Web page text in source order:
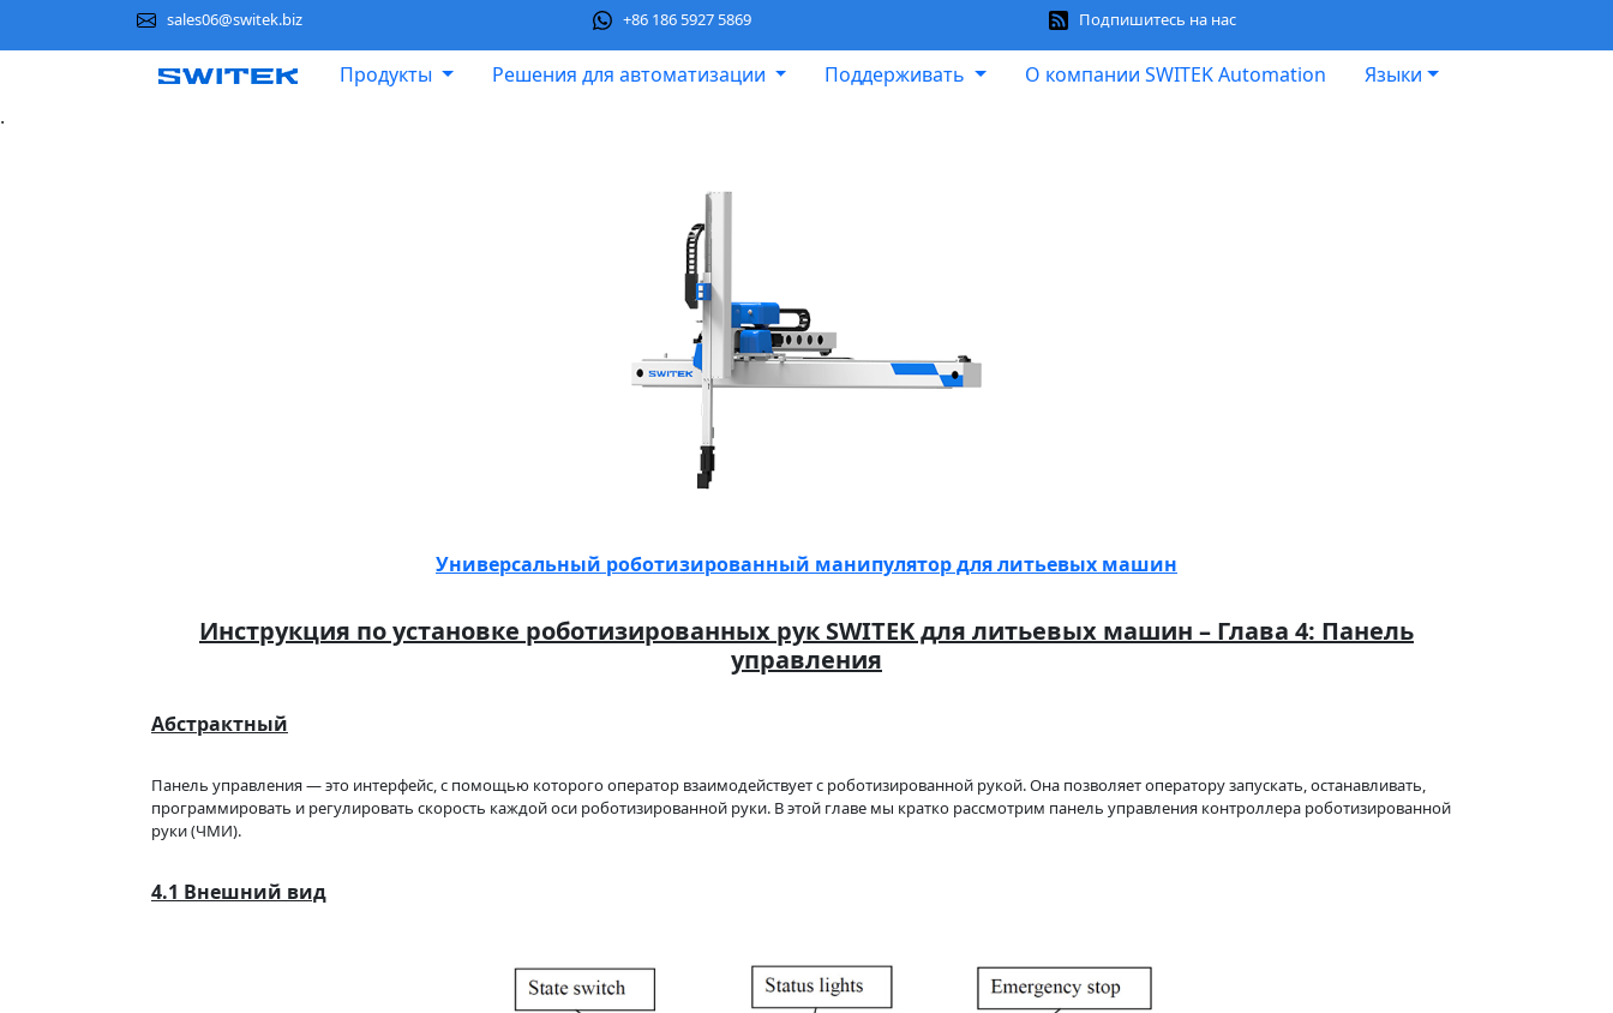
sales06@switek.biz +86 186 5927 5869 Подпишитесь на нас
Продукты Решения для автоматизации Поддерживать О компании SWITEK Automation
Языки
.
Универсальный роботизированный манипулятор для литьевых машин
Инструкция по установке роботизированных рук SWITEK для литьевых машин – Глава 4: Панель
управления
Абстрактный
Панель управления — это интерфейс, с помощью которого оператор взаимодействует с роботизированной рукой. Она позволяет оператору запускать, останавливать,
программировать и регулировать скорость каждой оси роботизированной руки. В этой главе мы кратко рассмотрим панель управления контроллера роботизированной
руки (ЧМИ).
4.1 Внешний вид